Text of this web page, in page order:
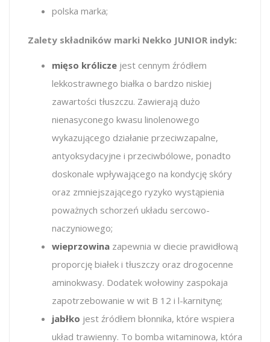
polska marka;
Zalety składników marki Nekko JUNIOR indyk:
mięso królicze jest cennym źródłem
lekkostrawnego białka o bardzo niskiej
zawartości tłuszczu. Zawierają dużo
nienasyconego kwasu linolenowego
wykazującego działanie przeciwzapalne,
antyoksydacyjne i przeciwbólowe, ponadto
doskonale wpływającego na kondycję skóry
oraz zmniejszającego ryzyko wystąpienia
poważnych schorzeń układu sercowo-
naczyniowego;
wieprzowina zapewnia w diecie prawidłową
proporcję białek i tłuszczy oraz drogocenne
aminokwasy. Dodatek wołowiny zaspokaja
zapotrzebowanie w wit B 12 i l-karnitynę;
jabłko jest źródłem błonnika, które wspiera
układ trawienny. To bomba witaminowa, która